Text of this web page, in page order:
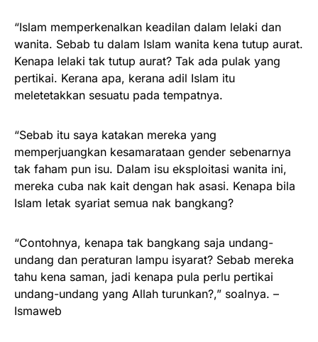
“Islam memperkenalkan keadilan dalam lelaki dan
wanita. Sebab tu dalam Islam wanita kena tutup aurat.
Kenapa lelaki tak tutup aurat? Tak ada pulak yang
pertikai. Kerana apa, kerana adil Islam itu
meletetakkan sesuatu pada tempatnya.
“Sebab itu saya katakan mereka yang
memperjuangkan kesamarataan gender sebenarnya
tak faham pun isu. Dalam isu eksploitasi wanita ini,
mereka cuba nak kait dengan hak asasi. Kenapa bila
Islam letak syariat semua nak bangkang?
“Contohnya, kenapa tak bangkang saja undang-
undang dan peraturan lampu isyarat? Sebab mereka
tahu kena saman, jadi kenapa pula perlu pertikai
undang-undang yang Allah turunkan?,” soalnya. –
Ismaweb